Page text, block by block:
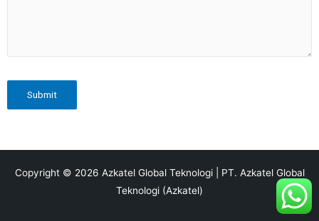
Copyright © 2026 Azkatel Global Teknologi | PT. Azkatel Global
Teknologi (Azkatel)